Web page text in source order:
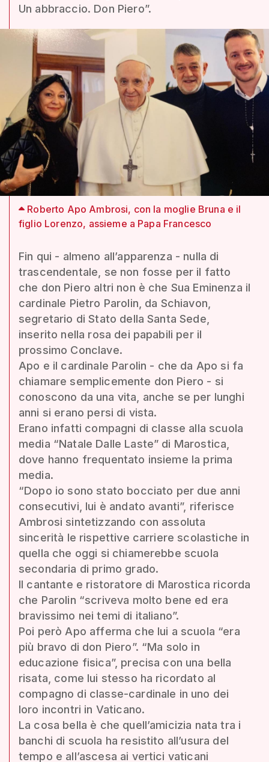
Un abbraccio. Don Piero”.
Roberto Apo Ambrosi, con la moglie Bruna e il
figlio Lorenzo, assieme a Papa Francesco
Fin qui - almeno all’apparenza - nulla di
trascendentale, se non fosse per il fatto
che don Piero altri non è che Sua Eminenza il
cardinale Pietro Parolin, da Schiavon,
segretario di Stato della Santa Sede,
inserito nella rosa dei papabili per il
prossimo Conclave.
Apo e il cardinale Parolin - che da Apo si fa
chiamare semplicemente don Piero - si
conoscono da una vita, anche se per lunghi
anni si erano persi di vista.
Erano infatti compagni di classe alla scuola
media “Natale Dalle Laste” di Marostica,
dove hanno frequentato insieme la prima
media.
“Dopo io sono stato bocciato per due anni
consecutivi, lui è andato avanti”, riferisce
Ambrosi sintetizzando con assoluta
sincerità le rispettive carriere scolastiche in
quella che oggi si chiamerebbe scuola
secondaria di primo grado.
Il cantante e ristoratore di Marostica ricorda
che Parolin “scriveva molto bene ed era
bravissimo nei temi di italiano”.
Poi però Apo afferma che lui a scuola “era
più bravo di don Piero”. “Ma solo in
educazione fisica”, precisa con una bella
risata, come lui stesso ha ricordato al
compagno di classe-cardinale in uno dei
loro incontri in Vaticano.
La cosa bella è che quell’amicizia nata tra i
banchi di scuola ha resistito all’usura del
tempo e all’ascesa ai vertici vaticani